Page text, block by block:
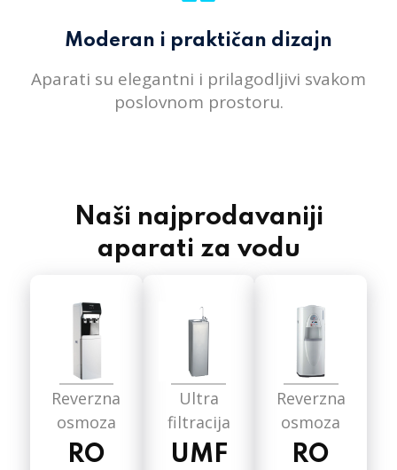
Moderan i praktičan dizajn
Aparati su elegantni i prilagodljivi svakom
poslovnom prostoru.
Naši najprodavaniji
aparati za vodu
Reverzna
osmoza
RO
Ultra
filtracija
UMF
Reverzna
osmoza
RO